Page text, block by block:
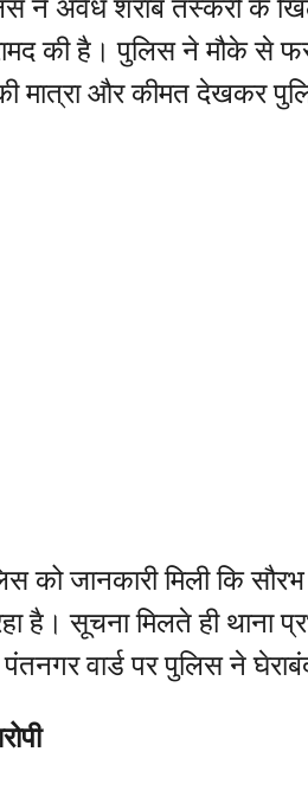
ने अवैध शराब तस्करी के
की है। पुलिस ने मौके से
मात्रा और कीमत देखकर
को जानकारी मिली कि
है। सूचना मिलते ही थाना
वार्ड पर पुलिस ने